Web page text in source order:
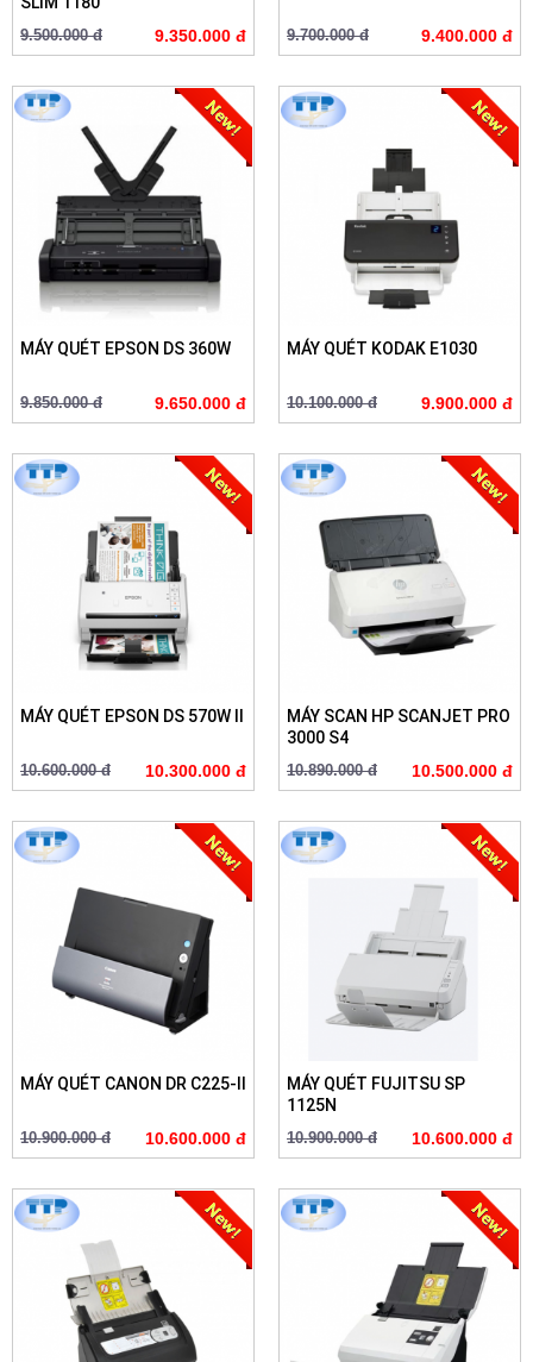
9.500.000 đ 9.350.000 đ 9.700.000 đ 9.400.000 đ
MÁY QUÉT EPSON DS 360W
9.850.000 đ 9.650.000 đ
MÁY QUÉT KODAK E1030
10.100.000 đ 9.900.000 đ
MÁY QUÉT EPSON DS 570W II
10.600.000 đ 10.300.000 đ
MÁY SCAN HP SCANJET PRO
3000 S4
10.890.000 đ 10.500.000 đ
MÁY QUÉT CANON DR C225-II
10.900.000 đ 10.600.000 đ
MÁY QUÉT FUJITSU SP
1125N
10.900.000 đ 10.600.000 đ